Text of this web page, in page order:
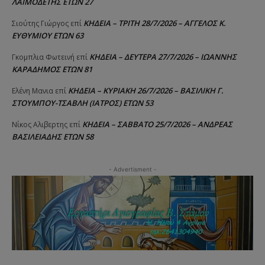
Σιούτης Γιώργος επί ΚΗΔΕΙΑ – ΤΡΙΤΗ 28/7/2026 – ΑΓΓΕΛΟΣ Κ.
ΕΥΘΥΜΙΟΥ ΕΤΩΝ 63
Γκομπλια Φωτεινή επί ΚΗΔΕΙΑ – ΔΕΥΤΕΡΑ 27/7/2026 – ΙΩΑΝΝΗΣ
ΚΑΡΑΔΗΜΟΣ ΕΤΩΝ 81
Ελένη Μανια επί ΚΗΔΕΙΑ – ΚΥΡΙΑΚΗ 26/7/2026 – ΒΑΣΙΛΙΚΗ Γ.
ΣΤΟΥΜΠΟΥ-ΤΣΑΒΛΗ (ΙΑΤΡΟΣ) ΕΤΩΝ 53
Νίκος Αλιβερτης επί ΚΗΔΕΙΑ – ΣΑΒΒΑΤΟ 25/7/2026 – ΑΝΔΡΕΑΣ
ΒΑΣΙΛΕΙΑΔΗΣ ΕΤΩΝ 58
- Advertisment -